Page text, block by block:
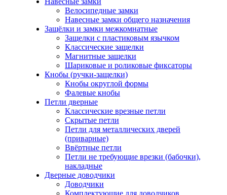
Велосипедные замки
Навесные замки общего назначения
Защёлки и замки межкомнатные
Защелки с пластиковым язычком
Классические защелки
Магнитные защелки
Шариковые и роликовые фиксаторы
Кнобы (ручки-защелки)
Кнобы округлой формы
Фалевые кнобы
Петли дверные
Классические врезные петли
Скрытые петли
Петли для металлических дверей
(приварные)
Ввёртные петли
Петли не требующие врезки (бабочки),
накладные
Дверные доводчики
Доводчики
Комплектующие для доводчиков